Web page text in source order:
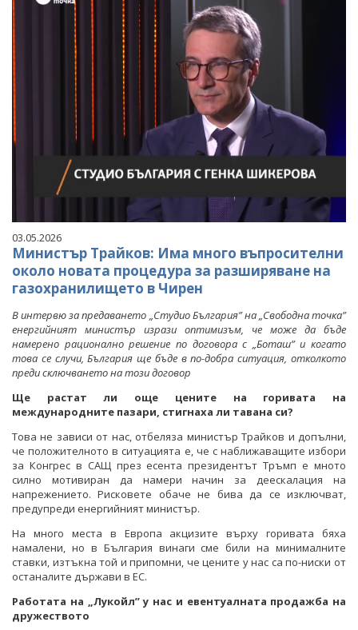
03.05.2026
Министър Трайков: Има много въпросителни
около новата процедура за разширяване на
газохранилището в Чирен
В интервю за предаването „Студио България” на „Свободна точка”
енергийният министър изрази оптимизъм, че може да бъде
намерено рационално решение по договора с „Боташ” и когато
това се случи, България ще бъде в по-добра ситуация, отколкото
преди сключването на този договор
Ще растат ли още цените на горивата на
международните пазари, стигнаха ли тавана си?
Това не зависи от нас, отбеляза министър Трайков и допълни,
че положителното в ситуацията е, че с наближаващите избори
за Конгрес в САЩ през есента президентът Тръмп е мното
силно мотивиран да намери начин за деескалация на
напрежението. Рисковете обаче не бива да се изключват,
предупреди енергийният министър.
На много места в Европа акцизите върху горивата бяха
намалени, но в България винаги сме били на минималните
ставки, изтъкна той и припомни, че цените у нас са по-ниски от
останалите държави в ЕС.
Работата на „Лукойл” у нас и евентуалната продажба на
дружеството